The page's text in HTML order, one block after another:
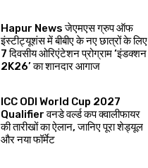
Hapur News जेएमएस ग्रुप ऑफ
इंस्टीट्यूशंस में बीबीए के नए छात्रों के लिए
7 दिवसीय ओरिएंटेशन प्रोग्राम ‘इंडक्शन
2K26’ का शानदार आगाज
ICC ODI World Cup 2027
Qualifier वनडे वर्ल्ड कप क्वालीफायर
की तारीखों का ऐलान, जानिए पूरा शेड्यूल
और नया फॉर्मेट